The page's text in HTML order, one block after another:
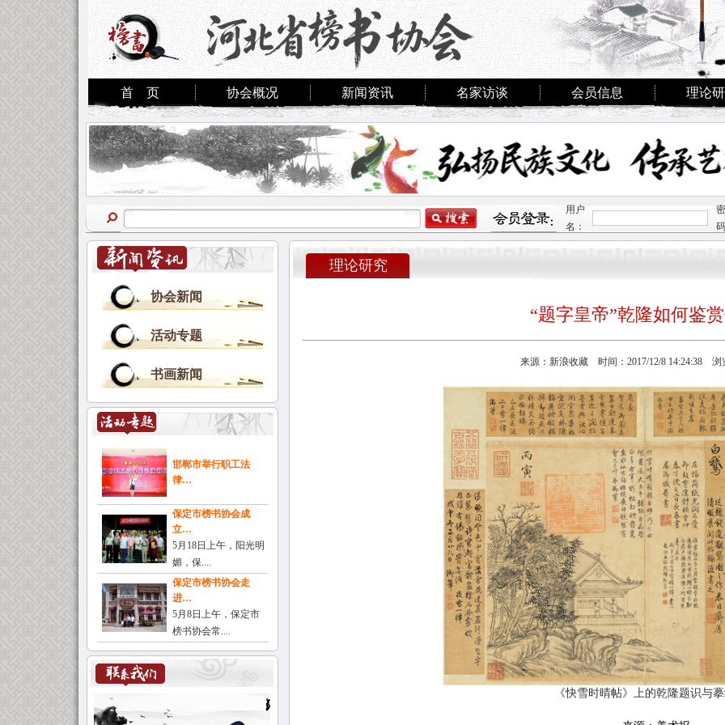
首 页 协会概况 新闻资讯 名家访谈 会员信息 理论
用户
名：
协会新闻
活动专题
书画新闻
邯郸市举行职工法
律…
保定市榜书协会成
立…
5月18日上午，阳光明
媚，保....
保定市榜书协会走
进…
5月8日上午，保定市
榜书协会常....
理论研究
“题字皇帝”乾隆如何鉴
来源：新浪收藏 时间：2017/12/8 14:24:38 浏
《快雪时晴帖》上的乾隆题识与